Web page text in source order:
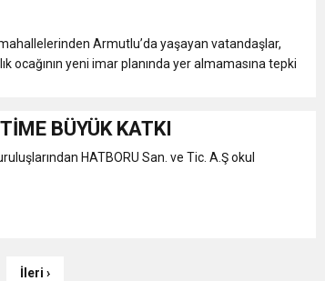
Armutlu’da yaşayan vatandaşlar,
ocağının yeni imar planında yer almamasına tepki
BÜYÜK KATKI
HATBORU San. ve Tic. A.Ş okul
İleri ›